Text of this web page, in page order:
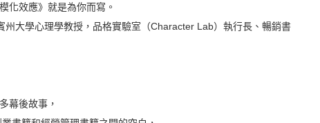
化效應》就是為你而寫。
大學心理學教授，品格實驗室（Character Lab）執行長、暢銷書
幕後故事，